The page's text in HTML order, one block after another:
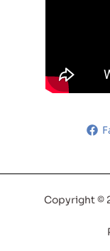
Copyright ©